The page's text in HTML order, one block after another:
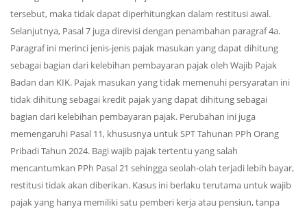
tersebut, maka tidak dapat diperhitungkan dalam restitusi awal.
Selanjutnya, Pasal 7 juga direvisi dengan penambahan paragraf 4a.
Paragraf ini merinci jenis-jenis pajak masukan yang dapat dihitung
sebagai bagian dari kelebihan pembayaran pajak oleh Wajib Pajak
Badan dan KIK. Pajak masukan yang tidak memenuhi persyaratan ini
tidak dihitung sebagai kredit pajak yang dapat dihitung sebagai
bagian dari kelebihan pembayaran pajak. Perubahan ini juga
memengaruhi Pasal 11, khususnya untuk SPT Tahunan PPh Orang
Pribadi Tahun 2024. Bagi wajib pajak tertentu yang salah
mencantumkan PPh Pasal 21 sehingga seolah-olah terjadi lebih bayar,
restitusi tidak akan diberikan. Kasus ini berlaku terutama untuk wajib
pajak yang hanya memiliki satu pemberi kerja atau pensiun, tanpa